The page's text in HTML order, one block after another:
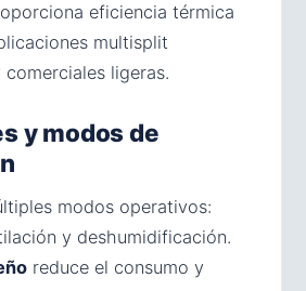
eficiencia térmica
multisplit
comerciales ligeras.
y modos de
modos operativos:
y deshumidificación.
reduce el consumo y